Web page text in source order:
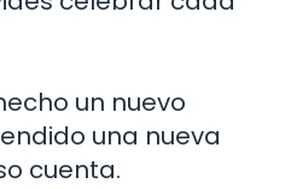
un nuevo
una nueva
cuenta.